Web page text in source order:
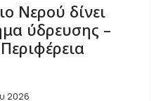
Νερού δίνει
ύδρευσης –
2026